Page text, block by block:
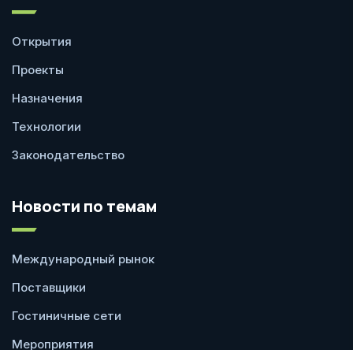
Открытия
Проекты
Назначения
Технологии
Законодательство
Новости по темам
Международный рынок
Поставщики
Гостиничные сети
Мероприятия